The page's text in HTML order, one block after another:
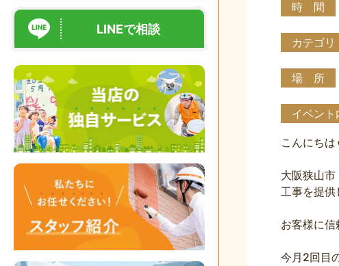
LINEで相談
時 間
カテゴリ
場 所
イベント
こんにち
大阪狭山
工事を提供
お客様に信
今月2回目